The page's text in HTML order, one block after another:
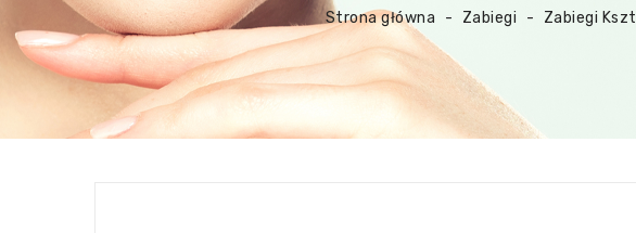
Strona główna Zabiegi Zabiegi